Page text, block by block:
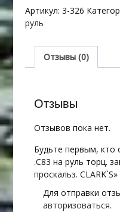
.С83
на
руль
торц.
защита+защита
от
Артикул: 3-326
руль
Отзывы (0)
Отзывы
Отзывов пока нет.
Будьте первым, кто
.С83 на руль торц.
проскальз. CLARK`S»
Для отправки
авторизоваться.